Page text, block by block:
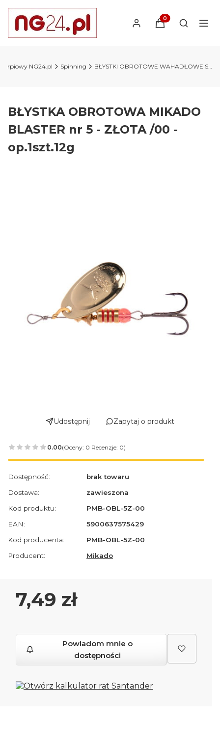
Produkty w
Otwórz
karpiowy NG24.pl Spinning BŁYSTKI OBROTOWE WAHADŁOWE SPINNERBAIT
BŁYSTKA OBROTOWA MIKADO
BLASTER nr 5 - ZŁOTA /00 -
op.1szt.12g
Udostępnij Zapytaj o produkt
0.00(Oceny: 0 Recenzje: 0)
Dostępność:
brak towaru
Dostawa:
zawieszona
Kod produktu:
PMB-OBL-5Z-00
EAN:
5900637575429
Kod producenta:
PMB-OBL-5Z-00
Producent:
Mikado
Cena
7,49 zł
Powiadom mnie o
dostępności